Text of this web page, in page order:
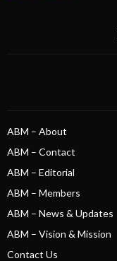
ABM – About
ABM – Contact
ABM – Editorial
ABM – Members
ABM – News & Updates
ABM – Vision & Mission
Contact Us